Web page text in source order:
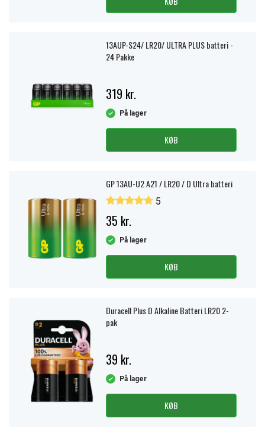
13AUP-S24/ LR20/ ULTRA PLUS batteri -
24 Pakke
319 kr.
På lager
KØB
GP 13AU-U2 A21 / LR20 / D Ultra batteri
5
35 kr.
På lager
KØB
Duracell Plus D Alkaline Batteri LR20 2-
pak
39 kr.
På lager
KØB